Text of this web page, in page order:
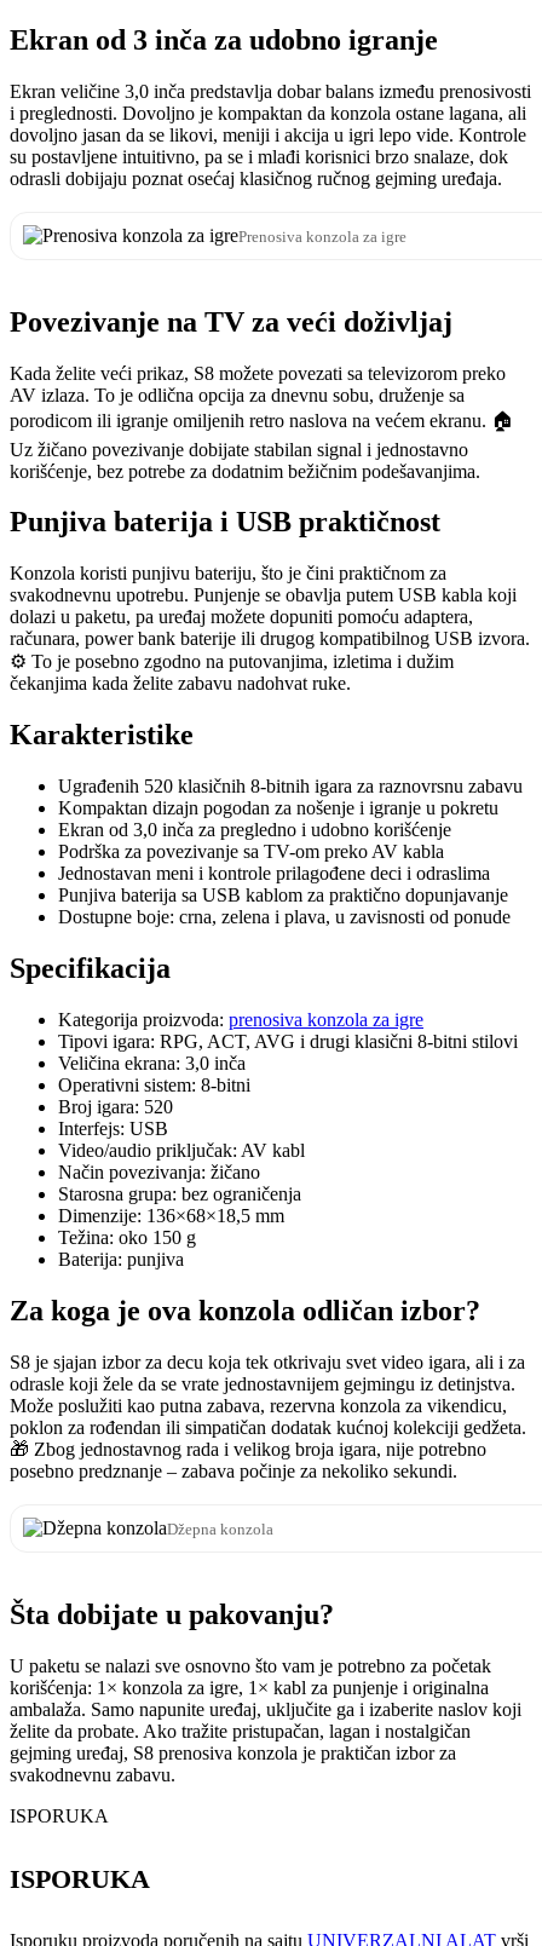
Ekran od 3 inča za udobno igranje
Ekran veličine 3,0 inča predstavlja dobar balans između prenosivosti
i preglednosti. Dovoljno je kompaktan da konzola ostane lagana, ali
dovoljno jasan da se likovi, meniji i akcija u igri lepo vide. Kontrole
su postavljene intuitivno, pa se i mlađi korisnici brzo snalaze, dok
odrasli dobijaju poznat osećaj klasičnog ručnog gejming uređaja.
Prenosiva konzola za igre
Povezivanje na TV za veći doživljaj
Kada želite veći prikaz, S8 možete povezati sa televizorom preko
AV izlaza. To je odlična opcija za dnevnu sobu, druženje sa
porodicom ili igranje omiljenih retro naslova na većem ekranu. 🏠
Uz žičano povezivanje dobijate stabilan signal i jednostavno
korišćenje, bez potrebe za dodatnim bežičnim podešavanjima.
Punjiva baterija i USB praktičnost
Konzola koristi punjivu bateriju, što je čini praktičnom za
svakodnevnu upotrebu. Punjenje se obavlja putem USB kabla koji
dolazi u paketu, pa uređaj možete dopuniti pomoću adaptera,
računara, power bank baterije ili drugog kompatibilnog USB izvora.
⚙️ To je posebno zgodno na putovanjima, izletima i dužim
čekanjima kada želite zabavu nadohvat ruke.
Karakteristike
Ugrađenih 520 klasičnih 8-bitnih igara za raznovrsnu zabavu
Kompaktan dizajn pogodan za nošenje i igranje u pokretu
Ekran od 3,0 inča za pregledno i udobno korišćenje
Podrška za povezivanje sa TV-om preko AV kabla
Jednostavan meni i kontrole prilagođene deci i odraslima
Punjiva baterija sa USB kablom za praktično dopunjavanje
Dostupne boje: crna, zelena i plava, u zavisnosti od ponude
Specifikacija
Kategorija proizvoda: prenosiva konzola za igre
Tipovi igara: RPG, ACT, AVG i drugi klasični 8-bitni stilovi
Veličina ekrana: 3,0 inča
Operativni sistem: 8-bitni
Broj igara: 520
Interfejs: USB
Video/audio priključak: AV kabl
Način povezivanja: žičano
Starosna grupa: bez ograničenja
Dimenzije: 136×68×18,5 mm
Težina: oko 150 g
Baterija: punjiva
Za koga je ova konzola odličan izbor?
S8 je sjajan izbor za decu koja tek otkrivaju svet video igara, ali i za
odrasle koji žele da se vrate jednostavnijem gejmingu iz detinjstva.
Može poslužiti kao putna zabava, rezervna konzola za vikendicu,
poklon za rođendan ili simpatičan dodatak kućnoj kolekciji gedžeta.
🎁 Zbog jednostavnog rada i velikog broja igara, nije potrebno
posebno predznanje – zabava počinje za nekoliko sekundi.
Džepna konzola
Šta dobijate u pakovanju?
U paketu se nalazi sve osnovno što vam je potrebno za početak
korišćenja: 1× konzola za igre, 1× kabl za punjenje i originalna
ambalaža. Samo napunite uređaj, uključite ga i izaberite naslov koji
želite da probate. Ako tražite pristupačan, lagan i nostalgičan
gejming uređaj, S8 prenosiva konzola je praktičan izbor za
svakodnevnu zabavu.
ISPORUKA
ISPORUKA
Isporuku proizvoda poručenih na sajtu UNIVERZALNI ALAT vrši